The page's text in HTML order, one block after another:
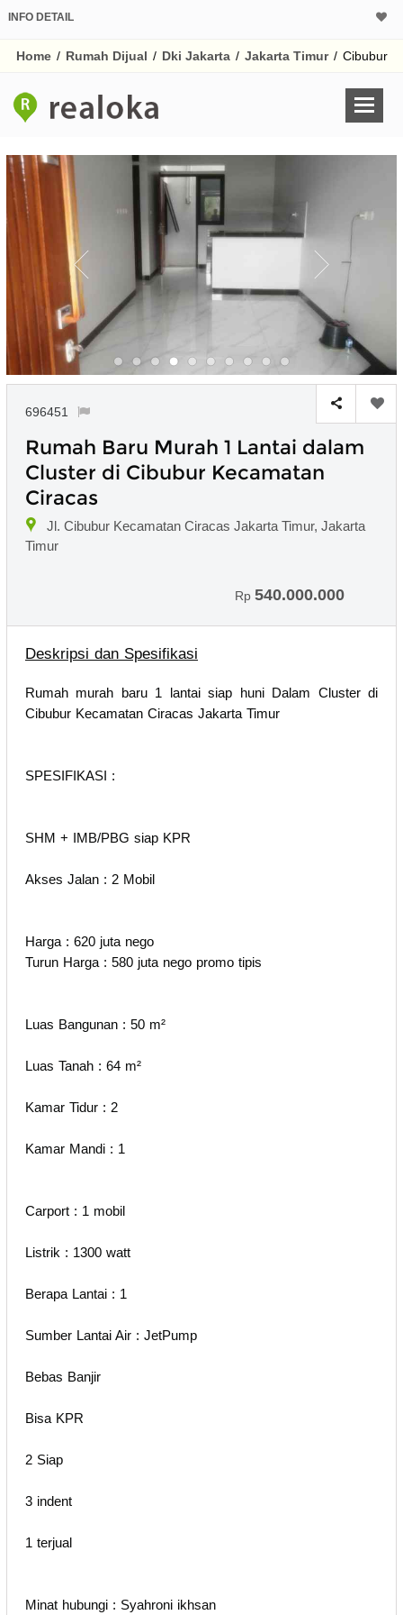
INFO DETAIL
Home / Rumah Dijual / Dki Jakarta / Jakarta Timur / Cibubur
696451
Rumah Baru Murah 1 Lantai dalam
Cluster di Cibubur Kecamatan
Ciracas
Jl. Cibubur Kecamatan Ciracas Jakarta Timur, Jakarta
Timur
Rp 540.000.000
Deskripsi dan Spesifikasi
Rumah murah baru 1 lantai siap huni Dalam Cluster di
Cibubur Kecamatan Ciracas Jakarta Timur
SPESIFIKASI :
SHM + IMB/PBG siap KPR
Akses Jalan : 2 Mobil
Harga : 620 juta nego
Turun Harga : 580 juta nego promo tipis
Luas Bangunan : 50 m²
Luas Tanah : 64 m²
Kamar Tidur : 2
Kamar Mandi : 1
Carport : 1 mobil
Listrik : 1300 watt
Berapa Lantai : 1
Sumber Lantai Air : JetPump
Bebas Banjir
Bisa KPR
2 Siap
3 indent
1 terjual
Minat hubungi : Syahroni ikhsan
Harga Rp
Untuk hasil simulasi
pada kotak-
Simpan